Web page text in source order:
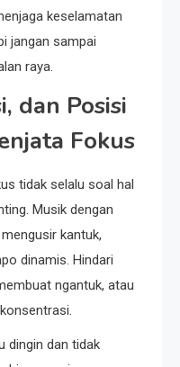
keselamatan
jangan sampai
raya.
dan Posisi
Fokus
tidak selalu soal hal
Musik dengan
kantuk,
dinamis. Hindari
ngantuk, atau
dingin dan tidak